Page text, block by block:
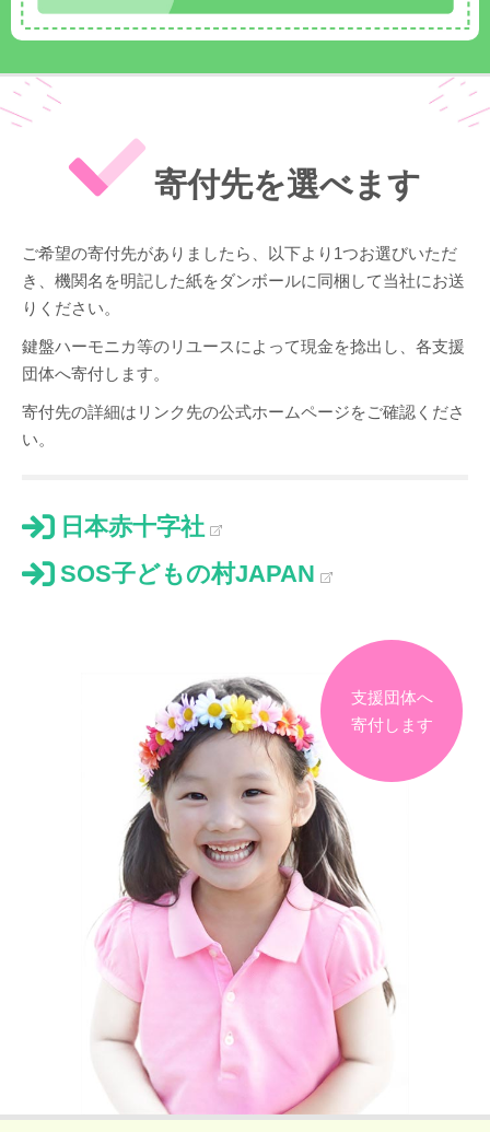
寄付先を選べます
ご希望の寄付先がありましたら、以下より1つお選びいただ
き、機関名を明記した紙をダンボールに同梱して当社にお送
りください。
鍵盤ハーモニカ等のリユースによって現金を捻出し、各支援
団体へ寄付します。
寄付先の詳細はリンク先の公式ホームページをご確認くださ
い。
日本赤十字社
SOS子どもの村JAPAN
支援団体へ
寄付します